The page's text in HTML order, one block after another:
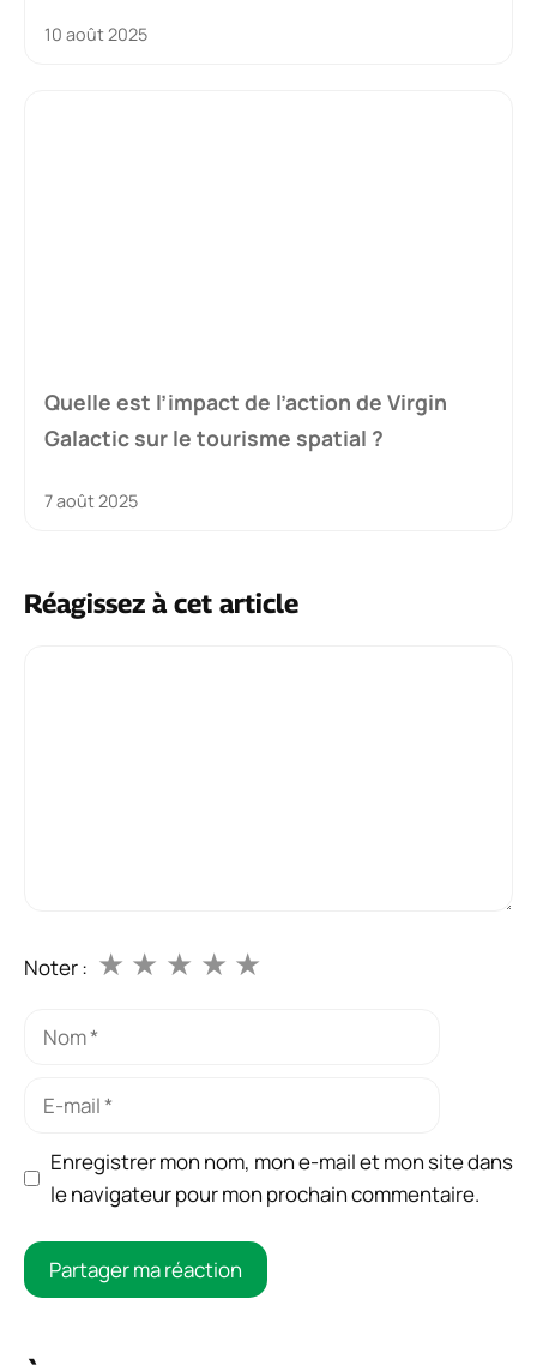
10 août 2025
Quelle est l’impact de l’action de Virgin
Galactic sur le tourisme spatial ?
7 août 2025
Réagissez à cet article
Noter : ★
★
★
★
★
Nom
Enregistrer mon nom, mon e-mail et mon site dans
le navigateur pour mon prochain commentaire.